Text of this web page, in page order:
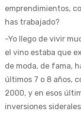
emprendimientos,
has trabajado?
-Yo llego de vivir
el vino estaba que
de moda, de fama,
últimos 7 o 8 años,
2000, y en esos
inversiones